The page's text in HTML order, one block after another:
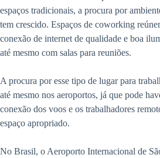
espaços tradicionais, a procura por
tem crescido. Espaços de coworking
conexão de internet de qualidade e boa
até mesmo com salas para reuniões.
A procura por esse tipo de lugar para
até mesmo nos aeroportos, já que pode
conexão dos voos e os trabalhadores
espaço apropriado.
No Brasil, o Aeroporto Internacional de